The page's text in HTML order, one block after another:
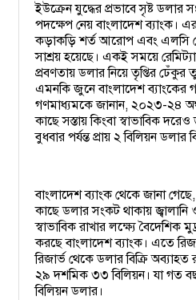
ইউক্রেন যুদ্ধের প্রভাবে সৃষ্ট
পদক্ষেপ নেয় বাংলাদেশ ব্যাংক।
কড়াকড়ি শর্ত আরোপ এবং এলসি
সাশ্রয় হয়েছে। একই সময়ে
প্রবণতায় ডলার নিয়ে তৃপ্তির ঢেঁকুর
এমনকি জুনে বাংলাদেশ
গণমাধ্যমকে জানান, ২০২৩-২৪
কাছে সস্তায় কিংবা স্বাভাবিক দরেও
বুধবার পর্যন্ত প্রায় ২ বিলিয়ন ডলার
বাংলাদেশ ব্যাংক থেকে জানা
কাছে ডলার সংকট থাকায়
স্বাভাবিক রাখার লক্ষ্যে বৈদেশিক
করছে বাংলাদেশ ব্যাংক। এতে
রিজার্ভ থেকে ডলার বিক্রি অব্যাহত
২৯ দশমিক ৩৩ বিলিয়ন। যা গত
বিলিয়ন ডলার।